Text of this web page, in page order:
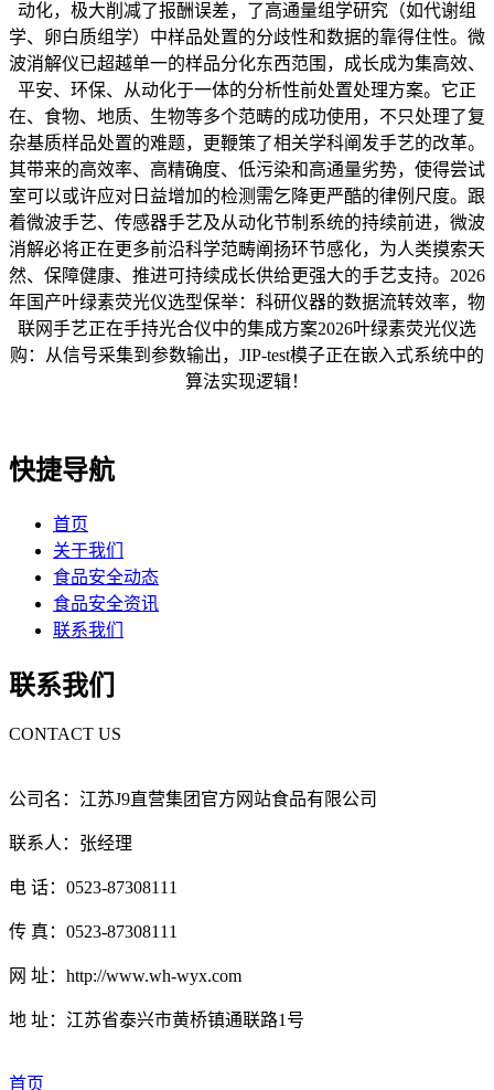
动化，极大削减了报酬误差，了高通量组学研究（如代谢组
学、卵白质组学）中样品处置的分歧性和数据的靠得住性。微
波消解仪已超越单一的样品分化东西范围，成长成为集高效、
平安、环保、从动化于一体的分析性前处置处理方案。它正
在、食物、地质、生物等多个范畴的成功使用，不只处理了复
杂基质样品处置的难题，更鞭策了相关学科阐发手艺的改革。
其带来的高效率、高精确度、低污染和高通量劣势，使得尝试
室可以或许应对日益增加的检测需乞降更严酷的律例尺度。跟
着微波手艺、传感器手艺及从动化节制系统的持续前进，微波
消解必将正在更多前沿科学范畴阐扬环节感化，为人类摸索天
然、保障健康、推进可持续成长供给更强大的手艺支持。2026
年国产叶绿素荧光仪选型保举：科研仪器的数据流转效率，物
联网手艺正在手持光合仪中的集成方案2026叶绿素荧光仪选
购：从信号采集到参数输出，JIP-test模子正在嵌入式系统中的
算法实现逻辑！
快捷导航
首页
关于我们
食品安全动态
食品安全资讯
联系我们
联系我们
CONTACT US
公司名：江苏J9直营集团官方网站食品有限公司
联系人：张经理
电 话：0523-87308111
传 真：0523-87308111
网 址：http://www.wh-wyx.com
地 址：江苏省泰兴市黄桥镇通联路1号
首页